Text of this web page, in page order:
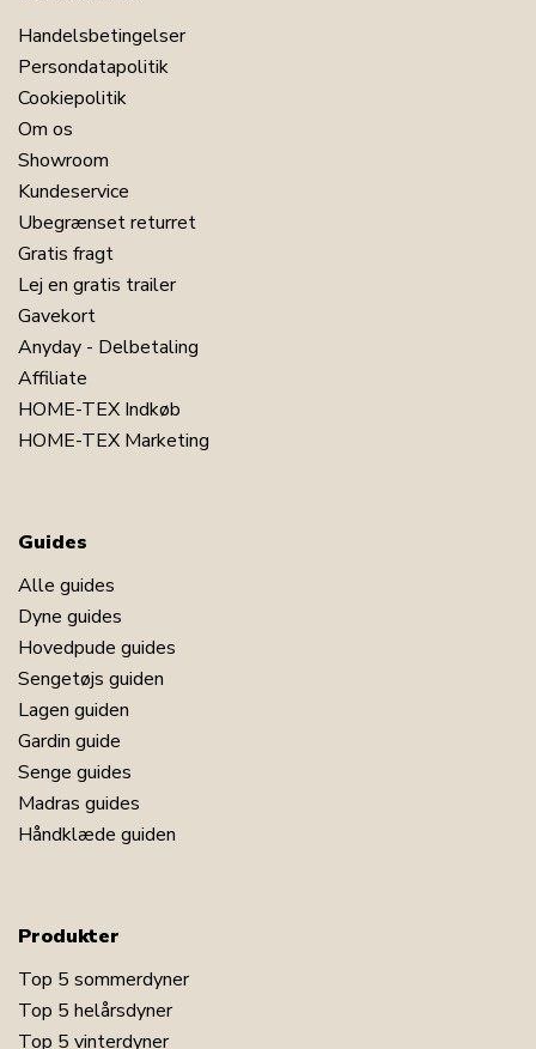
Handelsbetingelser
Persondatapolitik
Cookiepolitik
Om os
Showroom
Kundeservice
Ubegrænset returret
Gratis fragt
Lej en gratis trailer
Gavekort
Anyday - Delbetaling
Affiliate
HOME-TEX Indkøb
HOME-TEX Marketing
Guides
Alle guides
Dyne guides
Hovedpude guides
Sengetøjs guiden
Lagen guiden
Gardin guide
Senge guides
Madras guides
Håndklæde guiden
Produkter
Top 5 sommerdyner
Top 5 helårsdyner
Top 5 vinterdyner